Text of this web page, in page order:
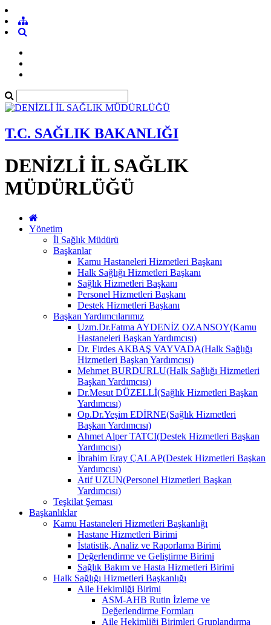
T.C. SAĞLIK BAKANLIĞI
DENİZLİ İL SAĞLIK
MÜDÜRLÜĞÜ
Yönetim
İl Sağlık Müdürü
Başkanlar
Kamu Hastaneleri Hizmetleri Başkanı
Halk Sağlığı Hizmetleri Başkanı
Sağlık Hizmetleri Başkanı
Personel Hizmetleri Başkanı
Destek Hizmetleri Başkanı
Başkan Yardımcılarımız
Uzm.Dr.Fatma AYDENİZ OZANSOY(Kamu
Hastaneleri Başkan Yardımcısı)
Dr. Firdes AKBAŞ VAYVADA(Halk Sağlığı
Hizmetleri Başkan Yardımcısı)
Mehmet BURDURLU(Halk Sağlığı Hizmetleri
Başkan Yardımcısı)
Dr.Mesut DÜZELLİ(Sağlık Hizmetleri Başkan
Yardımcısı)
Op.Dr.Yeşim EDİRNE(Sağlık Hizmetleri
Başkan Yardımcısı)
Ahmet Alper TATCI(Destek Hizmetleri Başkan
Yardımcısı)
İbrahim Eray ÇALAP(Destek Hizmetleri Başkan
Yardımcısı)
Atif UZUN(Personel Hizmetleri Başkan
Yardımcısı)
Teşkilat Şeması
Başkanlıklar
Kamu Hastaneleri Hizmetleri Başkanlığı
Hastane Hizmetleri Birimi
İstatistik, Analiz ve Raporlama Birimi
Değerlendirme ve Geliştirme Birimi
Sağlık Bakım ve Hasta Hizmetleri Birimi
Halk Sağlığı Hizmetleri Başkanlığı
Aile Hekimliği Birimi
ASM-AHB Rutin İzleme ve
Değerlendirme Formları
Aile Hekimliği Birimleri Gruplandırma